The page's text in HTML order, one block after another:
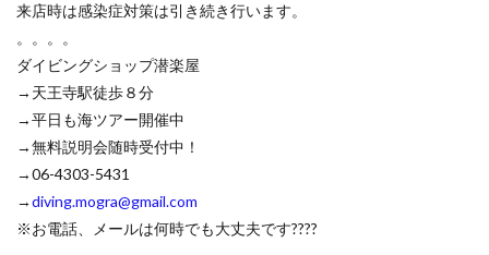
来店時は感染症対策は引き続き行います。
。。。。
ダイビングショップ潜楽屋
→天王寺駅徒歩８分
→平日も海ツアー開催中
→無料説明会随時受付中！
→06-4303-5431
→diving.mogra@gmail.com
※お電話、メールは何時でも大丈夫です????